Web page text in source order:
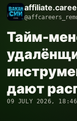
Тайм-
дают
09 JULY 2026, 18:46